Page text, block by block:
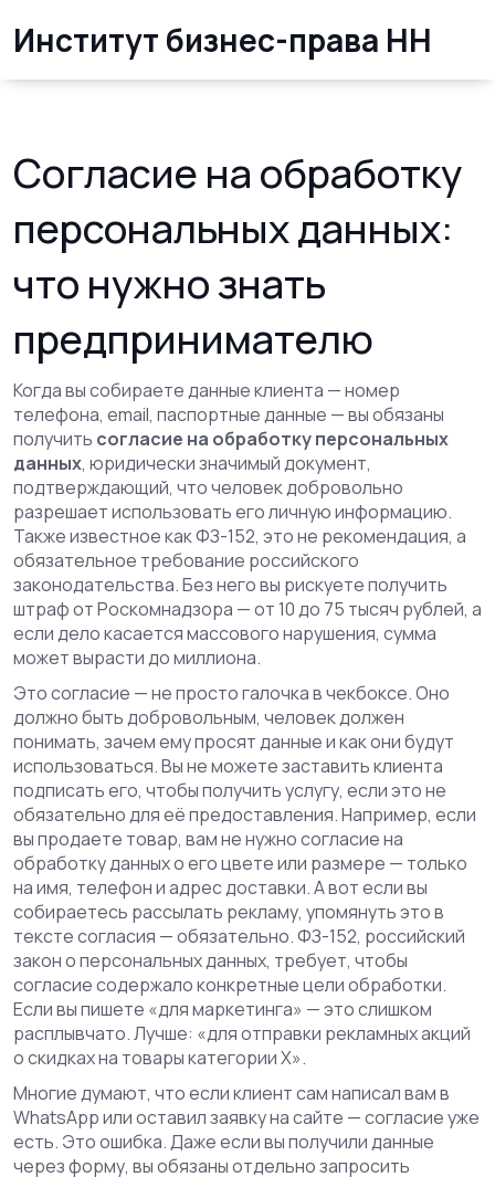
Институт бизнес-права НН
Согласие на обработку
персональных данных:
что нужно знать
предпринимателю
Когда вы собираете данные клиента — номер
телефона, email, паспортные данные — вы обязаны
получить согласие на обработку персональных
данных, юридически значимый документ,
подтверждающий, что человек добровольно
разрешает использовать его личную информацию.
Также известное какФЗ-152, это не рекомендация, а
обязательное требование российского
законодательства. Без него вы рискуете получить
штраф от Роскомнадзора — от 10 до 75 тысяч рублей, а
если дело касается массового нарушения, сумма
может вырасти до миллиона.
Это согласие — не просто галочка в чекбоксе. Оно
должно бытьдобровольным, человек должен
понимать, зачем ему просят данные и как они будут
использоваться. Вы не можете заставить клиента
подписать его, чтобы получить услугу, если это не
обязательно для её предоставления. Например, если
вы продаете товар, вам не нужно согласие на
обработку данных о его цвете или размере — только
на имя, телефон и адрес доставки. А вот если вы
собираетесь рассылать рекламу, упомянуть это в
тексте согласия — обязательно.ФЗ-152, российский
закон о персональных данных, требует, чтобы
согласие содержало конкретные цели обработки.
Если вы пишете «для маркетинга» — это слишком
расплывчато. Лучше: «для отправки рекламных акций
о скидках на товары категории X».
Многие думают, что если клиент сам написал вам в
WhatsApp или оставил заявку на сайте — согласие уже
есть. Это ошибка. Даже если вы получили данные
через форму, вы обязаны отдельно запросить